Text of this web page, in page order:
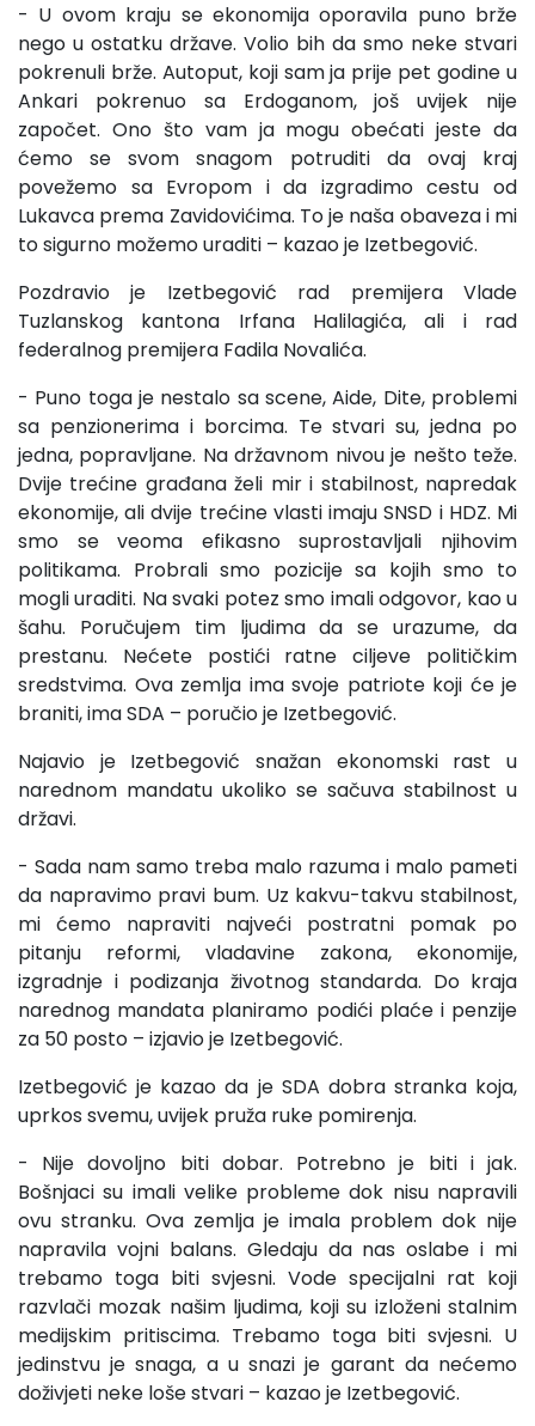
- U ovom kraju se ekonomija oporavila puno brže
nego u ostatku države. Volio bih da smo neke stvari
pokrenuli brže. Autoput, koji sam ja prije pet godine u
Ankari pokrenuo sa Erdoganom, još uvijek nije
započet. Ono što vam ja mogu obećati jeste da
ćemo se svom snagom potruditi da ovaj kraj
povežemo sa Evropom i da izgradimo cestu od
Lukavca prema Zavidovićima. To je naša obaveza i mi
to sigurno možemo uraditi – kazao je Izetbegović.
Pozdravio je Izetbegović rad premijera Vlade
Tuzlanskog kantona Irfana Halilagića, ali i rad
federalnog premijera Fadila Novalića.
- Puno toga je nestalo sa scene, Aide, Dite, problemi
sa penzionerima i borcima. Te stvari su, jedna po
jedna, popravljane. Na državnom nivou je nešto teže.
Dvije trećine građana želi mir i stabilnost, napredak
ekonomije, ali dvije trećine vlasti imaju SNSD i HDZ. Mi
smo se veoma efikasno suprostavljali njihovim
politikama. Probrali smo pozicije sa kojih smo to
mogli uraditi. Na svaki potez smo imali odgovor, kao u
šahu. Poručujem tim ljudima da se urazume, da
prestanu. Nećete postići ratne ciljeve političkim
sredstvima. Ova zemlja ima svoje patriote koji će je
braniti, ima SDA – poručio je Izetbegović.
Najavio je Izetbegović snažan ekonomski rast u
narednom mandatu ukoliko se sačuva stabilnost u
državi.
- Sada nam samo treba malo razuma i malo pameti
da napravimo pravi bum. Uz kakvu-takvu stabilnost,
mi ćemo napraviti najveći postratni pomak po
pitanju reformi, vladavine zakona, ekonomije,
izgradnje i podizanja životnog standarda. Do kraja
narednog mandata planiramo podići plaće i penzije
za 50 posto – izjavio je Izetbegović.
Izetbegović je kazao da je SDA dobra stranka koja,
uprkos svemu, uvijek pruža ruke pomirenja.
- Nije dovoljno biti dobar. Potrebno je biti i jak.
Bošnjaci su imali velike probleme dok nisu napravili
ovu stranku. Ova zemlja je imala problem dok nije
napravila vojni balans. Gledaju da nas oslabe i mi
trebamo toga biti svjesni. Vode specijalni rat koji
razvlači mozak našim ljudima, koji su izloženi stalnim
medijskim pritiscima. Trebamo toga biti svjesni. U
jedinstvu je snaga, a u snazi je garant da nećemo
doživjeti neke loše stvari – kazao je Izetbegović.